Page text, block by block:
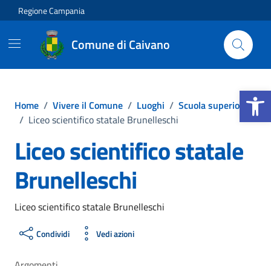
Apri la
Vai ai contenuti
Vai al footer
Regione Campania
Comune di Caivano
Home / Vivere il Comune / Luoghi / Scuola superiore
/ Liceo scientifico statale Brunelleschi
Liceo scientifico statale
Brunelleschi
Liceo scientifico statale Brunelleschi
Condividi Vedi azioni